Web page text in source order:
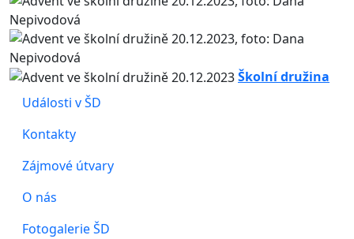
Školní družina
Události v ŠD
Kontakty
Zájmové útvary
O nás
Fotogalerie ŠD